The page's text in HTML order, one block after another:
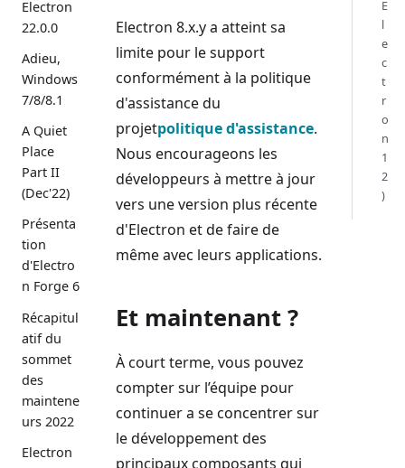
Electron
22.0.0
Adieu,
Windows
7/8/8.1
A Quiet
Place
Part II
(Dec'22)
Présenta
tion
d'Electro
n Forge 6
Récapitul
atif du
sommet
des
maintene
urs 2022
Electron
Electron 8.x.y a atteint sa
limite pour le support
conformément à la politique
d'assistance du
projetpolitique d'assistance.
Nous encourageons les
développeurs à mettre à jour
vers une version plus récente
d'Electron et de faire de
même avec leurs applications.
Et maintenant ?
À court terme, vous pouvez
compter sur l’équipe pour
continuer a se concentrer sur
le développement des
principaux composants qui
E
l
e
c
t
r
o
n
1
2
)